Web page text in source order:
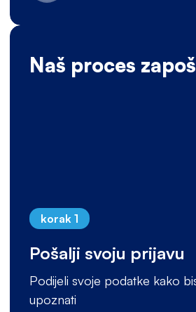
Naš proces
korak 1
Pošalji svoju prijavu
Podijeli svoje podatke kako
upoznati